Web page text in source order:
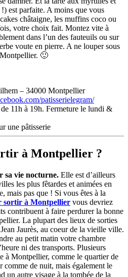
est parfaite. A moins que vous
châtaigne, les muffins coco ou
votre choix fait. Montez vite à
dans l’un des fauteuils ou sur
voute en pierre. A ne louper sous
🙂
– 34000 Montpellier
patisserielegram/
11h à 19h. Fermeture le lundi &
une pâtisserie
à Montpellier ?
sa vie nocturne. Elle est d’ailleurs
les plus fêtardes et animées en
mais pas que ! Si vous êtes à la
sortir à Montpellier vous devriez
contribuent à faire perdurer la bonne
La plupart des lieux de sorties
Jaurès, au coeur de la vieille ville.
au petit matin votre chambre
ni des transports. Plusieurs
à Montpellier, comme le quartier de
comme de nuit, mais également le
un autre visage à la tombée de la